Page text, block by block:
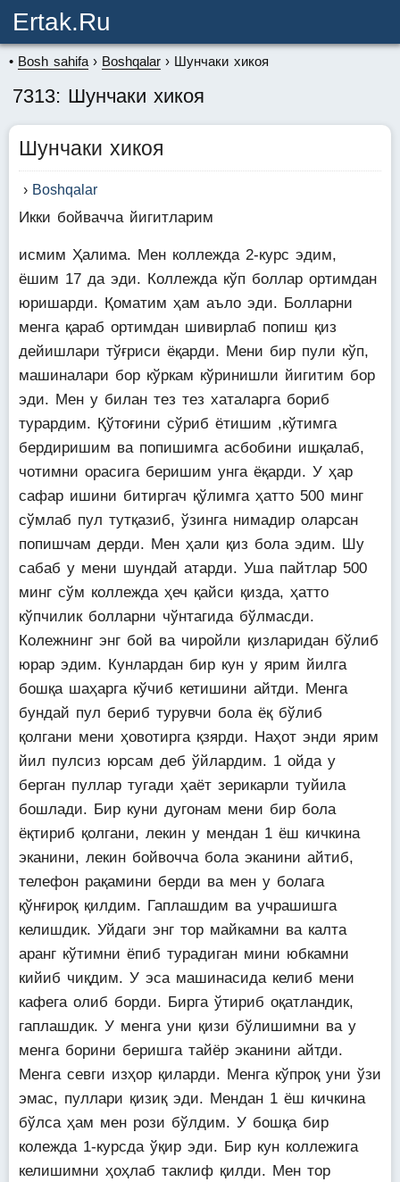
Ertak.ru
Bosh sahifa Boshqalar Шунчаки хикоя
7313: Шунчаки хикоя
Шунчаки хикоя
Boshqalar
Икки бойвачча йигитларим
исмим Ҳалима. Мен коллежда 2-курс эдим,
ёшим 17 да эди. Коллежда кўп боллар ортимдан
юришарди. Қоматим ҳам аъло эди. Болларни
менга қараб ортимдан шивирлаб попиш қиз
дейишлари тўғриси ёқарди. Мени бир пули кўп,
машиналари бор кўркам кўринишли йигитим бор
эди. Мен у билан тез тез хаталарга бориб
турардим. Қўтоғини сўриб ётишим ,кўтимга
бердиришим ва попишимга асбобини ишқалаб,
чотимни орасига беришим унга ёқарди. У ҳар
сафар ишини битиргач қўлимга ҳатто 500 минг
сўмлаб пул тутқазиб, ўзинга нимадир оларсан
попишчам дерди. Мен ҳали қиз бола эдим. Шу
сабаб у мени шундай атарди. Уша пайтлар 500
минг сўм коллежда ҳеч қайси қизда, ҳатто
кўпчилик болларни чўнтагида бўлмасди.
Колежнинг энг бой ва чиройли қизларидан бўлиб
юрар эдим. Кунлардан бир кун у ярим йилга
бошқа шаҳарга кўчиб кетишини айтди. Менга
бундай пул бериб турувчи бола ёқ бўлиб
қолгани мени ҳовотирга қзярди. Наҳот энди ярим
йил пулсиз юрсам деб ўйлардим. 1 ойда у
берган пуллар тугади ҳаёт зерикарли туйила
бошлади. Бир куни дугонам мени бир бола
ёқтириб қолгани, лекин у мендан 1 ёш кичкина
эканини, лекин бойвочча бола эканини айтиб,
телефон рақамини берди ва мен у болага
қўнғироқ қилдим. Гаплашдим ва учрашишга
келишдик. Уйдаги энг тор майкамни ва калта
аранг кўтимни ёпиб турадиган мини юбкамни
кийиб чиқдим. У эса машинасида келиб мени
кафега олиб борди. Бирга ўтириб оқатландик,
гаплашдик. У менга уни қизи бўлишимни ва у
менга борини беришга тайёр эканини айтди.
Менга севги изҳор қиларди. Менга кўпроқ уни ўзи
эмас, пуллари қизиқ эди. Мендан 1 ёш кичкина
бўлса ҳам мен рози бўлдим. У бошқа бир
колежда 1-курсда ўқир эди. Бир кун коллежига
келишимни ҳоҳлаб таклиф қилди. Мен тор